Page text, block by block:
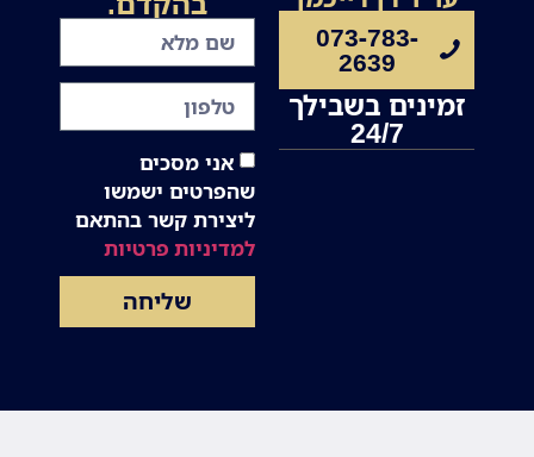
073-783-
2639
זמינים בשבילך
24/7
אני מסכים
שהפרטים ישמשו
ליצירת קשר בהתאם
למדיניות פרטיות
שליחה